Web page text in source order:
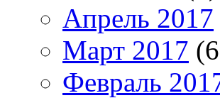
Апрель 2017
Март 2017
Февраль